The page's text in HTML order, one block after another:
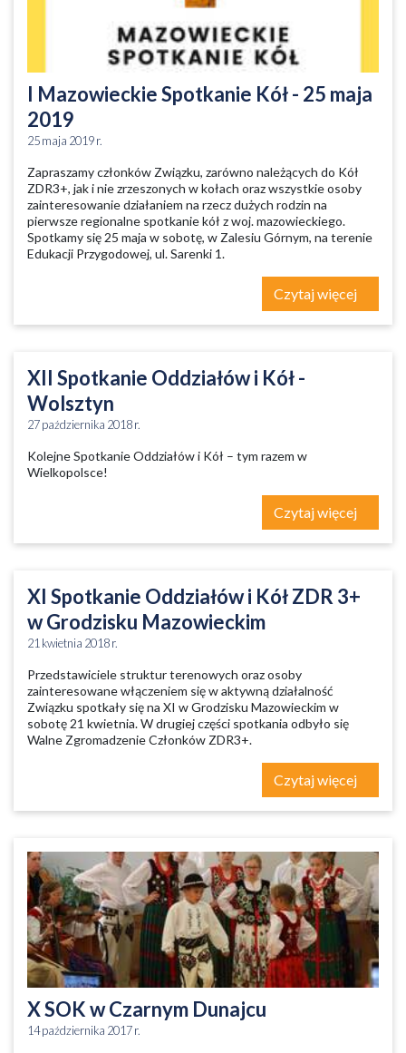
I Mazowieckie Spotkanie Kół - 25 maja
2019
25 maja 2019 r.
Zapraszamy członków Związku, zarówno należących do Kół
ZDR3+, jak i nie zrzeszonych w kołach oraz wszystkie osoby
zainteresowanie działaniem na rzecz dużych rodzin na
pierwsze regionalne spotkanie kół z woj. mazowieckiego.
Spotkamy się 25 maja w sobotę, w Zalesiu Górnym, na terenie
Edukacji Przygodowej, ul. Sarenki 1.
Czytaj więcej
XII Spotkanie Oddziałów i Kół -
Wolsztyn
27 października 2018 r.
Kolejne Spotkanie Oddziałów i Kół – tym razem w
Wielkopolsce!
Czytaj więcej
XI Spotkanie Oddziałów i Kół ZDR 3+
w Grodzisku Mazowieckim
21 kwietnia 2018 r.
Przedstawiciele struktur terenowych oraz osoby
zainteresowane włączeniem się w aktywną działalność
Związku spotkały się na XI w Grodzisku Mazowieckim w
sobotę 21 kwietnia. W drugiej części spotkania odbyło się
Walne Zgromadzenie Członków ZDR3+.
Czytaj więcej
X SOK w Czarnym Dunajcu
14 października 2017 r.